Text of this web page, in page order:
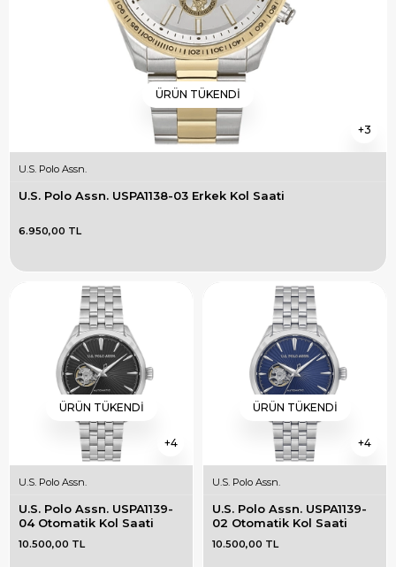
3
ÜRÜN TÜKENDI
U.S. Polo Assn.
U.S. Polo Assn. USPA1138-03 Erkek Kol Saati
6.950,00 TL
4
ÜRÜN TÜKENDI
U.S. Polo Assn.
U.S. Polo Assn. USPA1139-
04 Otomatik Kol Saati
10.500,00 TL
4
ÜRÜN TÜKENDI
U.S. Polo Assn.
U.S. Polo Assn. USPA1139-
02 Otomatik Kol Saati
10.500,00 TL